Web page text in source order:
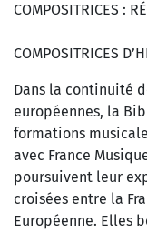
COMPOSITRICES :
COMPOSITRICES
Dans la continuité
européennes, la
formations
avec France
poursuivent leur
croisées entre la
Européenne. Elles